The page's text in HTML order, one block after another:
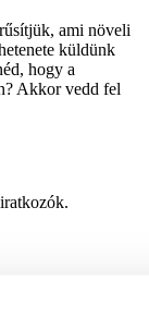
ami növeli
küldünk
hogy a
Akkor vedd fel